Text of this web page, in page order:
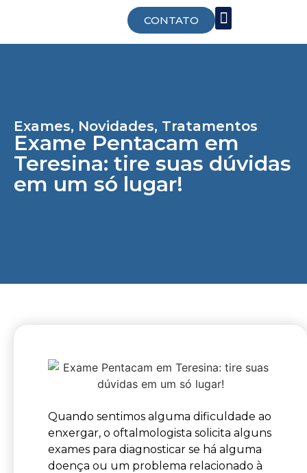
CONTATO
Exames, Novidades, Tratamentos
Exame Pentacam em
Teresina: tire suas dúvidas
em um só lugar!
Quando sentimos alguma dificuldade ao
enxergar, o oftalmologista solicita alguns
exames para diagnosticar se há alguma
doença ou um problema relacionado à